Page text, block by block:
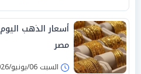
مصر
السبت 06/يونيو/2026 - 12:44 ص